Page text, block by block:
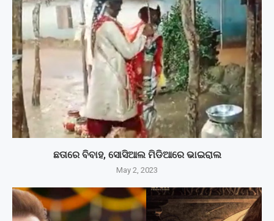
ଛତାରେ ବିବାହ, ସୋସିଆଲ ମିଡିଆରେ ଭାଇରାଲ
May 2, 2023